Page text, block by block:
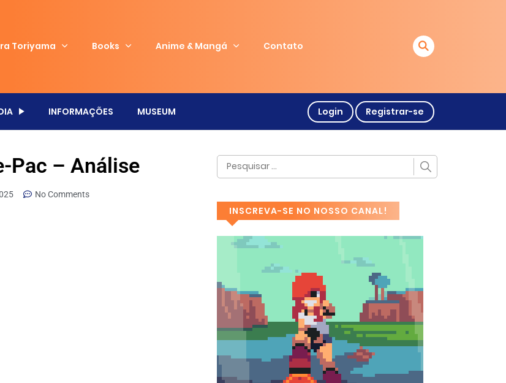
Toriyama Books Anime & Mangá Contato
INFORMAÇÕES MUSEUM Login Registrar-se
Pac – Análise
No Comments
INSCREVA-SE NO NOSSO CANAL!